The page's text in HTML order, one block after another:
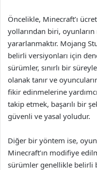
Öncelikle, Minecraft’ı
yollarından biri,
yararlanmaktır. Mojang
belirli versiyonları için
sürümler, sınırlı bir
olanak tanır ve
fikir edinmelerine
takip etmek, başarılı bir
güvenli ve yasal yoludur.
Diğer bir yöntem ise, oyun
Minecraft’ın modifiye
sürümler genellikle belirli